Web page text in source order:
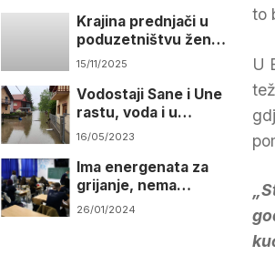
Krajina prednjači u
poduzetništvu žena
kao primjerima dobre
15/11/2025
Vodostaji Sane i Une
rastu, voda i u
objektima za
16/05/2023
Ima energenata za
grijanje, nema
nastavnog osoblja
26/01/2024
to
U